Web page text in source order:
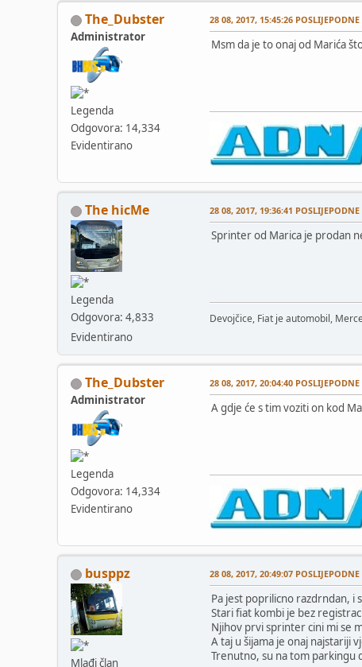
The_Dubster
Administrator
Legenda
Odgovora: 14,334
Evidentirano
28 08, 2017, 15:45:26 POSLIJEPODNE
Msm da je to onaj od Marića
The hicMe
Legenda
Odgovora: 4,833
Evidentirano
28 08, 2017, 19:36:41 POSLIJEPODNE
Sprinter od Marica je prodan
Devojčice, Fiat je automobil,
The_Dubster
Administrator
Legenda
Odgovora: 14,334
Evidentirano
28 08, 2017, 20:04:40 POSLIJEPODNE
A gdje će s tim voziti on kod
busppz
Mlađi član
28 08, 2017, 20:49:07 POSLIJEPODNE
Pa jest poprilicno razdrndan, i
Stari fiat kombi je bez
Njihov prvi sprinter cini mi se
A taj u šijama je onaj najstariji
Trenutno, su na tom parkingu